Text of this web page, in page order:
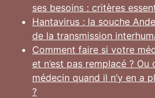
ses besoins : critères
Hantavirus : la souche
de la transmission
Comment faire si votre
et n’est pas remplacé ?
médecin quand il n’y en a
?